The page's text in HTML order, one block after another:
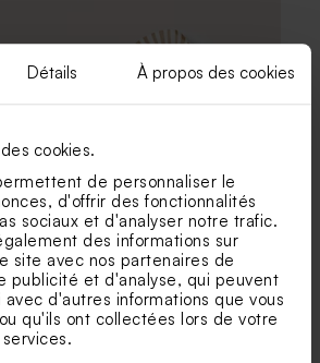
Détails À propos des cookies
cookies.
de personnaliser le
d'offrir des fonctionnalités
sociaux et d'analyser notre trafic.
des informations sur
site avec nos partenaires de
publicité et d'analyse, qui peuvent
d'autres informations que vous
qu'ils ont collectées lors de votre
1120
nuit 1 Contenant dragées baptême
tissu bleu
Stickers baptême lion